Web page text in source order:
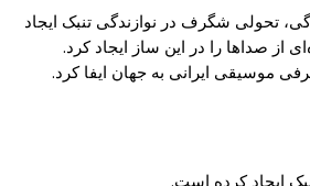
تحولی شگرف در نوازندگی تنبک ایجاد
موسیقی ایرانی به جهان ایفا کرد.
ایجاد کرده است.